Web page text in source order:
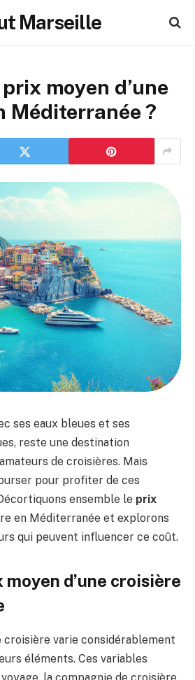
Marseille
moyen d’une
Méditerranée ?
ses eaux bleues et ses
reste une destination
de croisières. Mais
pour profiter de ces
ensemble le prix
en Méditerranée et explorons
qui peuvent influencer ce coût.
d’une croisière
croisière varie considérablement
éléments. Ces variables